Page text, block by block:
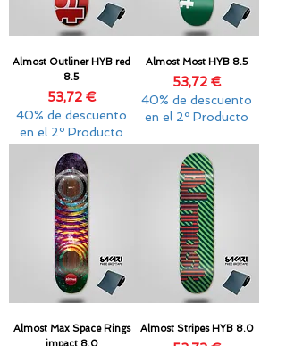
Almost Outliner HYB red
8.5
Precio
53,72 €
40% de descuento
en el 2º Producto
Almost Most HYB 8.5
Precio
53,72 €
40% de descuento
en el 2º Producto
Almost Max Space Rings
Almost Stripes HYB 8.0